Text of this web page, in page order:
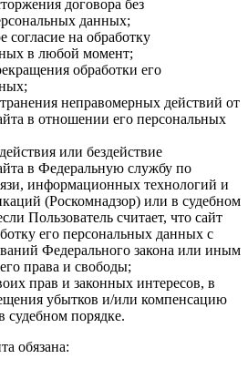
договора без
данных;
согласие на обработку
в любой момент;
обработки его
неправомерных действий от
в отношении его персональных
или бездействие
в Федеральную службу по
информационных технологий и
(Роскомнадзор) или в судебном
Пользователь считает, что сайт
его персональных данных с
Федерального закона или иным
права и свободы;
прав и законных интересов, в
убытков и/или компенсацию
судебном порядке.
обязана: